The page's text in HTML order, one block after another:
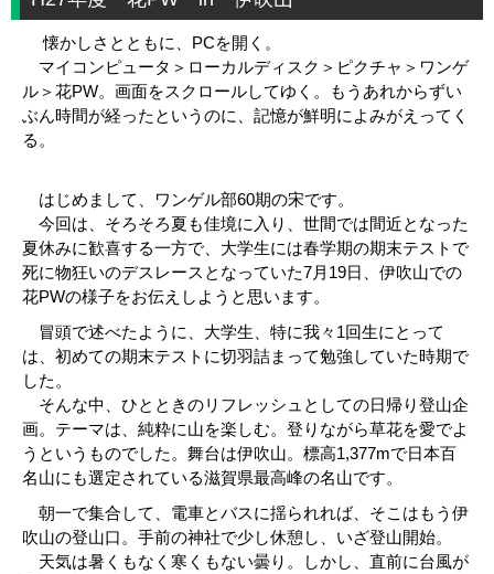
懐かしさとともに、PCを開く。
マイコンピュータ＞ローカルディスク＞ピクチャ＞ワンゲ
ル＞花PW。画面をスクロールしてゆく。もうあれからずい
ぶん時間が経ったというのに、記憶が鮮明によみがえってく
る。
はじめまして、ワンゲル部60期の宋です。
今回は、そろそろ夏も佳境に入り、世間では間近となった
夏休みに歓喜する一方で、大学生には春学期の期末テストで
死に物狂いのデスレースとなっていた7月19日、伊吹山での
花PWの様子をお伝えしようと思います。
冒頭で述べたように、大学生、特に我々1回生にとって
は、初めての期末テストに切羽詰まって勉強していた時期で
した。
そんな中、ひとときのリフレッシュとしての日帰り登山企
画。テーマは、純粋に山を楽しむ。登りながら草花を愛でよ
うというものでした。舞台は伊吹山。標高1,377mで日本百
名山にも選定されている滋賀県最高峰の名山です。
朝一で集合して、電車とバスに揺られれば、そこはもう伊
吹山の登山口。手前の神社で少し休憩し、いざ登山開始。
天気は暑くもなく寒くもない曇り。しかし、直前に台風が